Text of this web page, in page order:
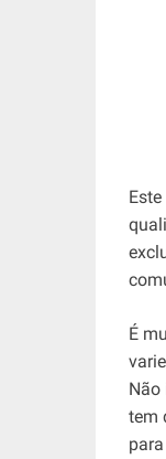
Este
É
Não
tem